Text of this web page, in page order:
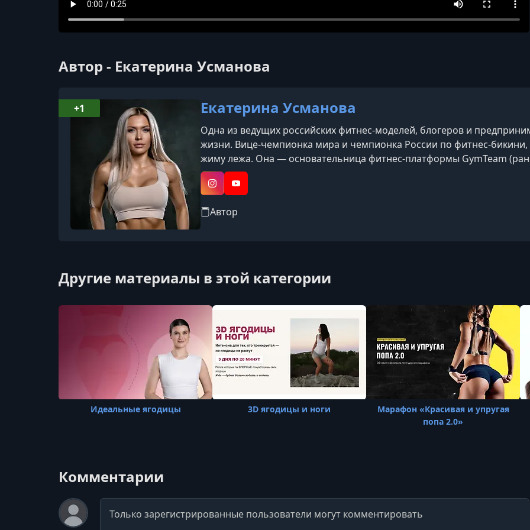
Автор - Екатерина Усманова
Екатерина Усманова
Одна из ведущих российских фитнес-моделей, блогеров и
жизни. Вице-чемпионка мира и чемпионка России по фитнес-
жиму лежа. Она — основательница фитнес-платформы GymTeam
YouPumpy. Её программы тренировок помогли более 330 000
подписчиков), где делится тренировками, советами по питанию
InstagramYouTube
Автор
+1
Другие материалы в этой категории
Идеальные ягодицы 3D ягодицы и ноги
Марафон «Красивая и упругая
попа 2.0»
Комментарии
Комментарий